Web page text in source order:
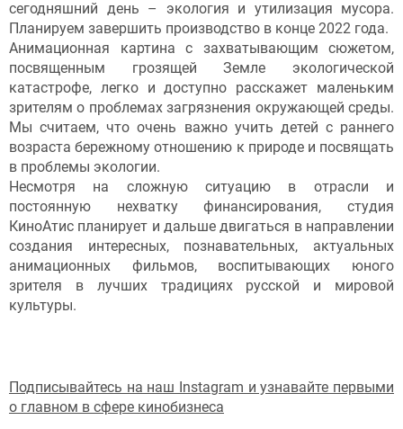
сегодняшний день – экология и утилизация мусора.
Планируем завершить производство в конце 2022 года.
Анимационная картина с захватывающим сюжетом,
посвященным грозящей Земле экологической
катастрофе, легко и доступно расскажет маленьким
зрителям о проблемах загрязнения окружающей среды.
Мы считаем, что очень важно учить детей с раннего
возраста бережному отношению к природе и посвящать
в проблемы экологии.
Несмотря на сложную ситуацию в отрасли и
постоянную нехватку финансирования, студия
КиноАтис планирует и дальше двигаться в направлении
создания интересных, познавательных, актуальных
анимационных фильмов, воспитывающих юного
зрителя в лучших традициях русской и мировой
культуры.
Подписывайтесь на наш Instagram и узнавайте первыми
о главном в сфере кинобизнеса